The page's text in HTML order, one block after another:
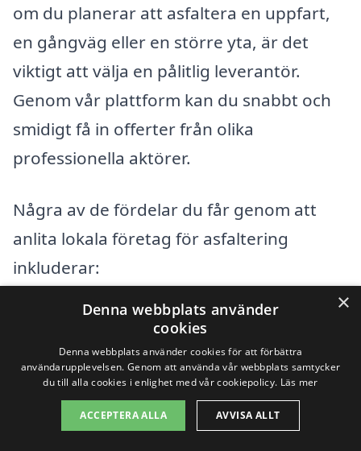
om du planerar att asfaltera en uppfart,
en gångväg eller en större yta, är det
viktigt att välja en pålitlig leverantör.
Genom vår plattform kan du snabbt och
smidigt få in offerter från olika
professionella aktörer.
Några av de fördelar du får genom att
anlita lokala företag för asfaltering
inkluderar:
Snabbare hjälp och support
Kännedom om lokala förhållanden och
krav
Personlig service och anpassade
×
Denna webbplats använder
cookies
Denna webbplats använder cookies för att förbättra
användarupplevelsen. Genom att använda vår webbplats samtycker
du till alla cookies i enlighet med vår cookiepolicy. Läs mer
ACCEPTERA ALLA AVVISA ALLT